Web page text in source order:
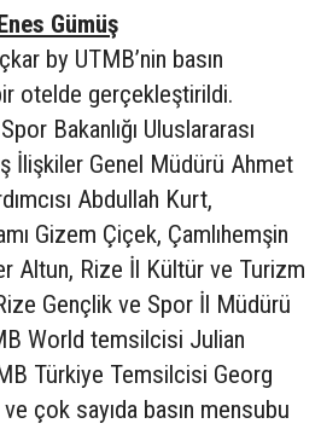
Gümüş
by UTMB’nin basın
otelde gerçekleştirildi.
Bakanlığı Uluslararası
İlişkiler Genel Müdürü Ahmet
Abdullah Kurt,
Gizem Çiçek, Çamlıhemşin
Altun, Rize İl Kültür ve Turizm
Gençlik ve Spor İl Müdürü
World temsilcisi Julian
Türkiye Temsilcisi Georg
çok sayıda basın mensubu